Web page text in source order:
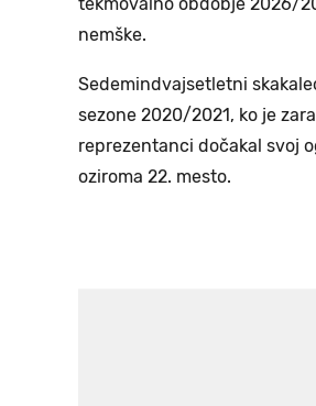
tekmovalno obdobje 2026/
nemške.
Sedemindvajsetletni
sezone 2020/2021, ko je
reprezentanci dočakal svoj
oziroma 22. mesto.